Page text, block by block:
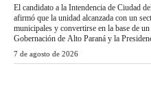
El candidato a la Intendencia de Ciudad
afirmó que la unidad alcanzada con un
municipales y convertirse en la base de
Gobernación de Alto Paraná y la
7 de agosto de 2026